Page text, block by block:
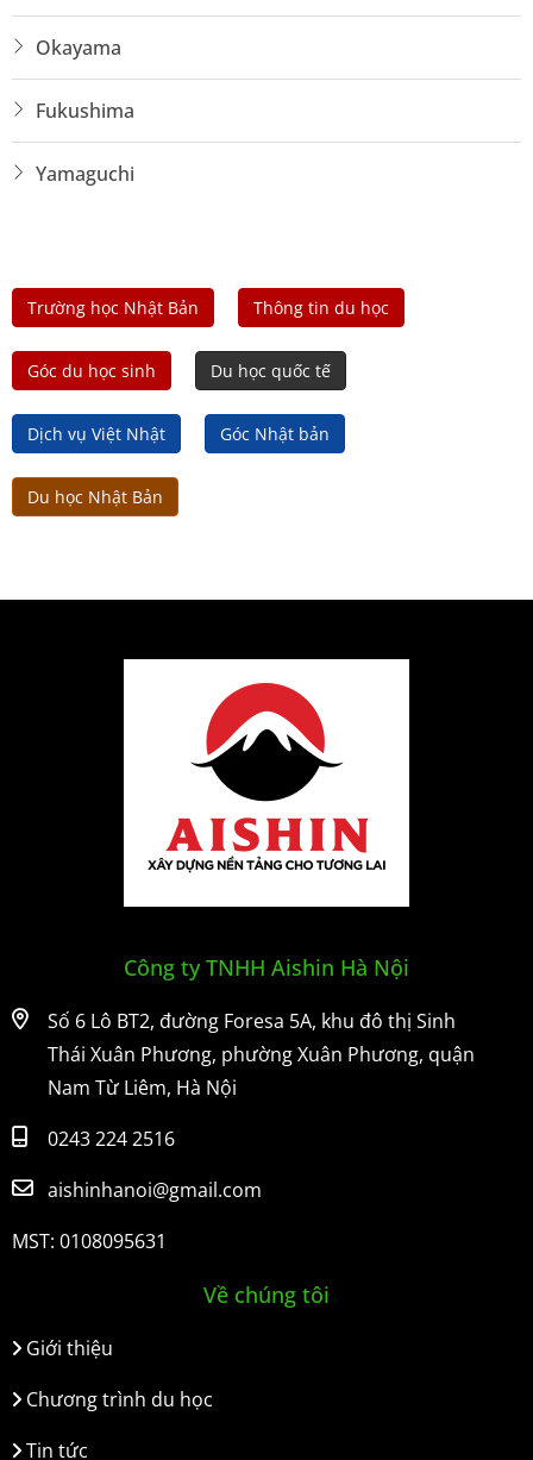
Okayama
Fukushima
Yamaguchi
Trường học Nhật Bản Thông tin du học
Góc du học sinh Du học quốc tế
Dịch vụ Việt Nhật Góc Nhật bản
Du học Nhật Bản
Công ty TNHH Aishin Hà Nội
Số 6 Lô BT2, đường Foresa 5A, khu đô thị Sinh
Thái Xuân Phương, phường Xuân Phương, quận
Nam Từ Liêm, Hà Nội
0243 224 2516
aishinhanoi@gmail.com
MST: 0108095631
Về chúng tôi
Giới thiệu
Chương trình du học
Tin tức